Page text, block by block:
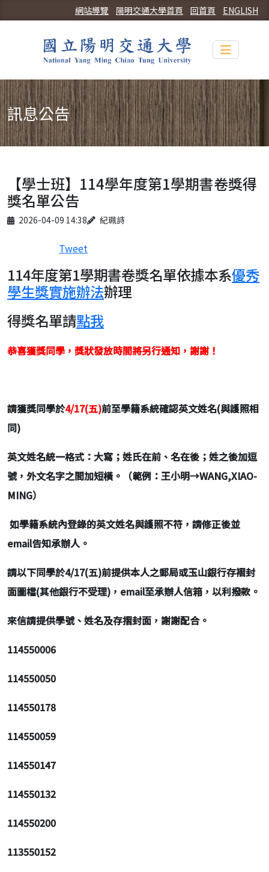
ENGLISH
回首頁
陽明交通大學首頁
網站導覽
Toggle
訊息公告
【學士班】114學年度第1學期書卷獎得
獎名單公告
Published on
2026-04-09 14:38
Author 紀珮詩
Tweet
114年度第1學期書卷獎名單依據本系優秀
學生獎實施辦法辦理
得獎名單請點我
恭喜獲獎同學，獎狀發放時間將另行通知，謝謝！
請獲獎同學於4/17(五)前至學籍系統確認英文姓名(與護照相
同)
英文姓名統一格式：大寫；姓氏在前、名在後；姓之後加逗
號，外文名字之間加短橫。（範例：王小明→WANG,XIAO-
MING）
如學籍系統內登錄的英文姓名與護照不符，請修正後並
email告知承辦人。
請以下同學於4/17(五)前提供本人之郵局或玉山銀行存褶封
面圖檔(其他銀行不受理)，email至承辦人信箱，以利撥款。
來信請提供學號、姓名及存摺封面，謝謝配合。
114550006
114550050
114550178
114550059
114550147
114550132
114550200
113550152